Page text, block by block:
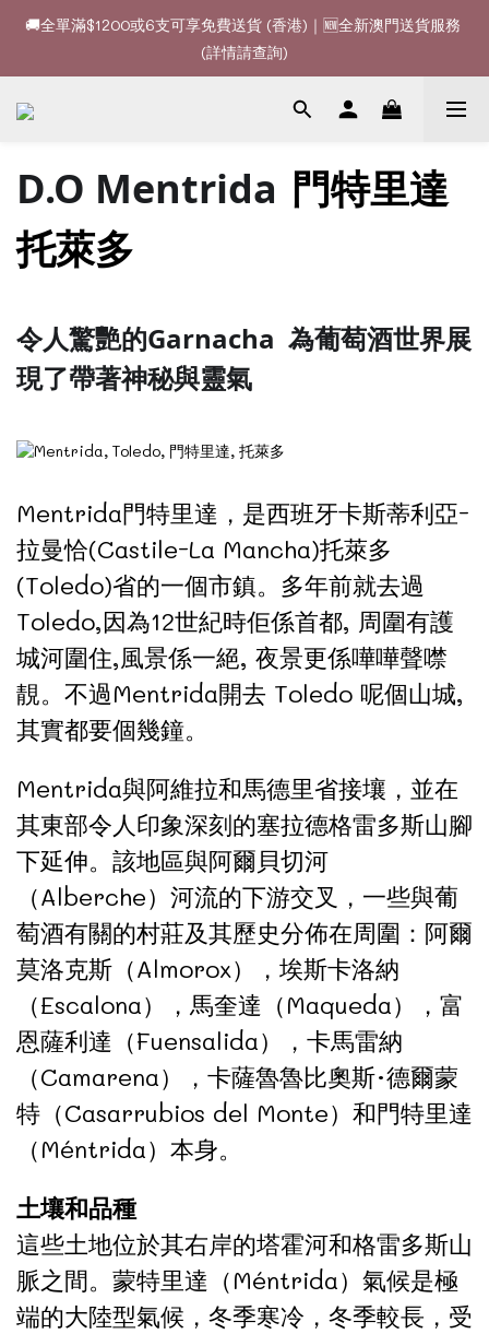
🚚全單滿$1200或6支可享免費送貨 (香港)｜🆕全新澳門送貨服務
(詳情請查詢)
🚚全單滿$1200或6支可享免費送貨 (香港)｜🆕全新澳門送貨服務
(詳情請查詢)
🍷酒款、優惠經常更新，請時刻追蹤我地😊｜🤵👰Wine Couple
🚚全單滿$1200或6支可享免費送貨 (香港)｜🆕全新澳門送貨服務
(詳情請查詢)
D.O Mentrida 門特里達
托萊多
令人驚艷的Garnacha 為葡萄酒世界展
現了帶著神秘與靈氣
Mentrida門特里達，是西班牙卡斯蒂利亞-
拉曼恰(Castile-La Mancha)托萊多
(Toledo)省的一個市鎮。多年前就去過
Toledo,因為12世紀時佢係首都, 周圍有護
城河圍住,風景係一絕, 夜景更係嘩嘩聲噤
靚。不過Mentrida開去 Toledo 呢個山城,
其實都要個幾鐘。
Mentrida與阿維拉和馬德里省接壤，並在
其東部令人印象深刻的塞拉德格雷多斯山腳
下延伸。該地區與阿爾貝切河
（Alberche）河流的下游交叉，一些與葡
萄酒有關的村莊及其歷史分佈在周圍：阿爾
莫洛克斯（Almorox），埃斯卡洛納
（Escalona），馬奎達（Maqueda），富
恩薩利達（Fuensalida），卡馬雷納
（Camarena），卡薩魯魯比奧斯·德爾蒙
特（Casarrubios del Monte）和門特里達
（Méntrida）本身。
土壤和品種
這些土地位於其右岸的塔霍河和格雷多斯山
脈之間。蒙特里達（Méntrida）氣候是極
端的大陸型氣候，冬季寒冷，冬季較長，受